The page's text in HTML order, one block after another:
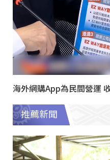
海外網購App為民間營運
推薦新聞